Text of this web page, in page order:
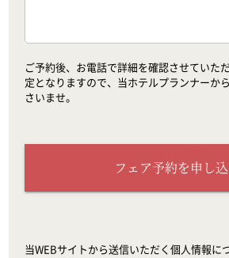
ご予約後、お電話で詳細を確認させていた
定となりますので、当ホテルプランナーか
さいませ。
フェア予約を申し
当WEBサイトから送信いただく個人情報に